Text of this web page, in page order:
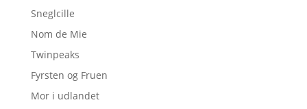
Sneglcille
Nom de Mie
Twinpeaks
Fyrsten og Fruen
Mor i udlandet